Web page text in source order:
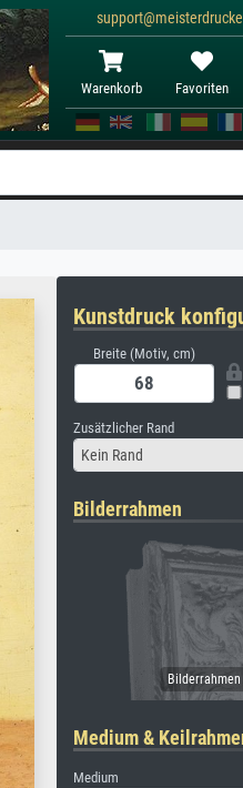
Warenkorb Favoriten
Kunstdruck
Breite (Motiv, cm)
Zusätzlicher Rand
Kein Rand
Bilderrahmen
Medium &
Medium